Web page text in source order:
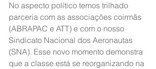
No aspecto político temos trilhado
parceria com as associações coirmãs
(ABRAPAC e ATT) e com o nosso
Sindicato Nacional dos Aeronautas
(SNA). Esse novo momento demonstra
que a classe está se reorganizando na